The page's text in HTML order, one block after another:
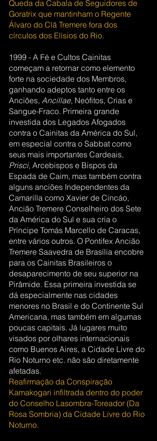
Queda da Cabala de Seguidores de
Goratrix que mantinham o Regente
Álvaro do Clã Tremere fora dos
círculos dos Elísios do Rio.
1999 - A Fé e Cultos Cainitas
começam a retornar como elemento
forte na sociedade dos Membros,
ganhando adeptos tanto entre os
Anciões, Ancillae, Neófitos, Crias e
Sangue-Fraco. Primeira grande
investida dos Legados Afogados
contra o Cainitas da América do Sul,
em especial contra o Sabbat como
seus mais importantes Cardeais,
Prisci, Arcebispos e Bispos da
Espada de Caim, mas também contra
alguns anciões Independentes da
Camarilla como Xavier de Cincáo,
Ancião Tremere Conselheiro dos Sete
da América do Sul e sua cria o
Príncipe Tomás Marcello de Caracas,
entre vários outros. O Pontifex Ancião
Tremere Saavedra de Brasília encobre
para os Cainitas Brasileiros o
desaparecimento de seu superior na
Pirâmide. Essa primeira investida se
dá especialmente nas cidades
menores no Brasil e do Continente Sul
Americana, mas também em algumas
poucas capitais. Já lugares muito
visados por olhares internacionais
como Buenos Aires, a Cidade Livre do
Rio Noturno etc. não são diretamente
afetadas.
Reafirmação da Conspiração
Kamakogari infiltrada dentro do poder
do Conselho Lasombra-Toreador (Da
Rosa Sombria) da Cidade Livre do Rio
Noturno.